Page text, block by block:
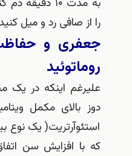
به مدت ۱۰ دقیقه دم
را از صافی رد و میل کنید
جعفری و حفاظت در
روماتوئید
علیرغم اینکه در یک
دوز بالای مکمل ویتامین C
استئوآرتریت( یک نوع بیماری
که با افزایش سن اتفاق